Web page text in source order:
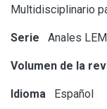
Multidisciplinario
Serie Anales
Volumen de la
Idioma Español